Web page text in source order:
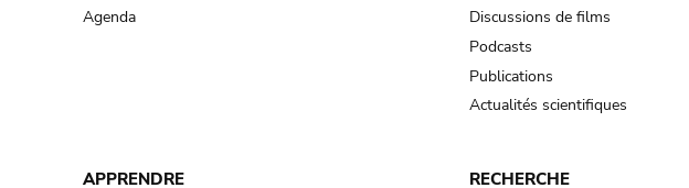
Agenda
Discussions de films
Podcasts
Publications
Actualités scientifiques
APPRENDRE RECHERCHE